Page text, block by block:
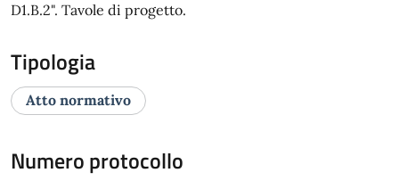
D1.B.2". Tavole di progetto.
Tipologia
Atto normativo
Numero protocollo